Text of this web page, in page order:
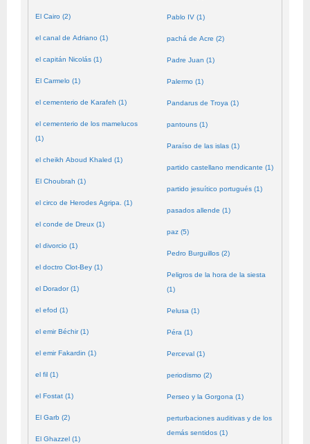
El Cairo (2)
el canal de Adriano (1)
el capitán Nicolás (1)
El Carmelo (1)
el cementerio de Karafeh (1)
el cementerio de los mamelucos
(1)
el cheikh Aboud Khaled (1)
El Choubrah (1)
el circo de Herodes Agripa. (1)
el conde de Dreux (1)
el divorcio (1)
el doctro Clot-Bey (1)
el Dorador (1)
el efod (1)
el emir Béchir (1)
el emir Fakardin (1)
el fil (1)
el Fostat (1)
El Garb (2)
El Ghazzel (1)
Pablo IV (1)
pachá de Acre (2)
Padre Juan (1)
Palermo (1)
Pandarus de Troya (1)
pantouns (1)
Paraíso de las islas (1)
partido castellano mendicante (1)
partido jesuítico portugués (1)
pasados allende (1)
paz (5)
Pedro Burguillos (2)
Peligros de la hora de la siesta
(1)
Pelusa (1)
Péra (1)
Perceval (1)
periodismo (2)
Perseo y la Gorgona (1)
perturbaciones auditivas y de los
demás sentidos (1)